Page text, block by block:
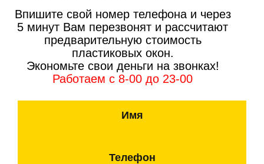
Имя
Телефон
Впишите свой номер телефона и через
5 минут Вам перезвонят и рассчитают
предварительную стоимость
пластиковых окон.
Экономьте свои деньги на звонках!
Работаем с 8-00 до 23-00